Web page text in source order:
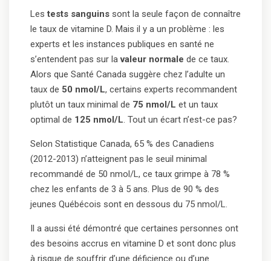
Lestests sanguins sont la seule façon de connaître
le taux de vitamine D. Mais il y a un problème : les
experts et les instances publiques en santé ne
s’entendent pas sur lavaleur normale de ce taux.
Alors que Santé Canada suggère chez l’adulte un
taux de 50 nmol/L, certains experts recommandent
plutôt un taux minimal de 75 nmol/L et un taux
optimal de 125 nmol/L. Tout un écart n’est-ce pas?
Selon Statistique Canada, 65 % des Canadiens
(2012-2013) n’atteignent pas le seuil minimal
recommandé de 50 nmol/L, ce taux grimpe à 78 %
chez les enfants de 3 à 5 ans. Plus de 90 % des
jeunes Québécois sont en dessous du 75 nmol/L.
Il a aussi été démontré que certaines personnes ont
des besoins accrus en vitamine D et sont donc plus
à risque de souffrir d’une déficience ou d’une